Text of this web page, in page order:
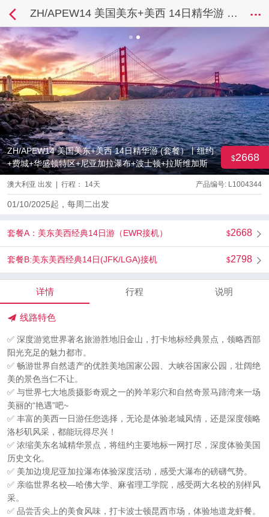
ZH/APEW14 美国美东+美西 14日精华游 (套餐）丨纽约+费城+华盛顿特区+尼亚加拉瀑布+波士顿+拉斯维加斯+大峡谷国家公园+羚羊彩穴+洛杉矶+旧金山+优胜美地国家公园
ZH/APEW14 美国美东+美西 14日精华游 (套餐）丨纽约
+费城+华盛顿特区+尼亚加拉瀑布+波士顿+拉斯维加斯
+大峡谷国家公园+羚羊彩穴+洛杉矶+旧金山+优胜美地
国家公园
2668
产品编号: L1004344
澳大利亚 出发 | 行程： 14天
01/10/2025起，每周二出发
2668
套餐A：美东美西经典14日游（EWR接机）
2798
套餐B:美东美西经典14日(JFK/LGA)接机
详情 行程 说明
线路特色
✅ 深度游览世界著名旅游胜地旧金山，打卡地标经典景点，领略西部
阳光充足的魅力都市。
✅ 畅游世界自然遗产的优胜美地国家公园、大峡谷国家公园，壮阔绝
美的景色当仁不让。
✅ 与世界七大地质摄影奇观之一的羚羊彩穴和自然奇景马蹄湾来一场
美丽的“艳遇”吧~
✅ 丰富的美西一日游任您选择，无论是体验老城风情，还是深度领略
洛杉矶风采，都能玩得尽兴！
✅ 浓缩美东名城精华景点，将纽约主要地标一网打尽，深度体验美国
历史文化。
✅ 美加边境尼亚加拉瀑布体验深度活动，感受大瀑布的磅礴气势。
✅ 亲临世界名校—哈佛大学、麻省理工学院，感受两大名校的别样风
采。
✅ 品尝舌尖上的美食风味，打卡波士顿昆西市场，体验地道龙虾餐。